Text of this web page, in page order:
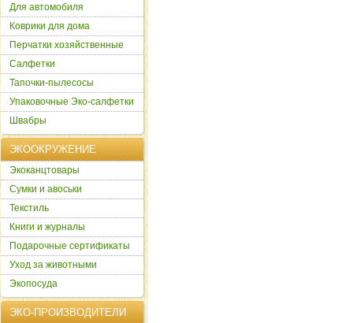
Для автомобиля
Коврики для дома
Перчатки хозяйственные
Салфетки
Тапочки-пылесосы
Упаковочные Эко-салфетки
Швабры
ЭКООКРУЖЕНИЕ
Экоканцтовары
Сумки и авоськи
Текстиль
Книги и журналы
Подарочные сертификаты
Уход за животными
Экопосуда
ЭКО-ПРОИЗВОДИТЕЛИ